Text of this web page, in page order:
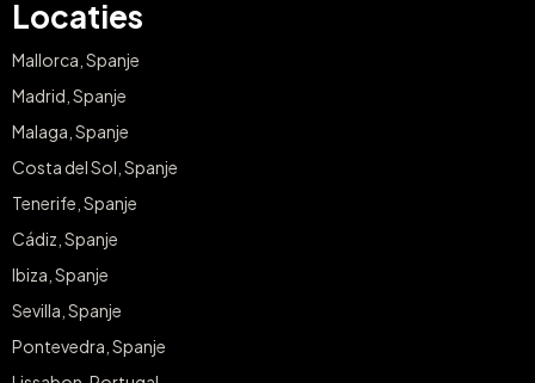
Locaties
Mallorca, Spanje
Madrid, Spanje
Malaga, Spanje
Costa del Sol, Spanje
Tenerife, Spanje
Cádiz, Spanje
Ibiza, Spanje
Sevilla, Spanje
Pontevedra, Spanje